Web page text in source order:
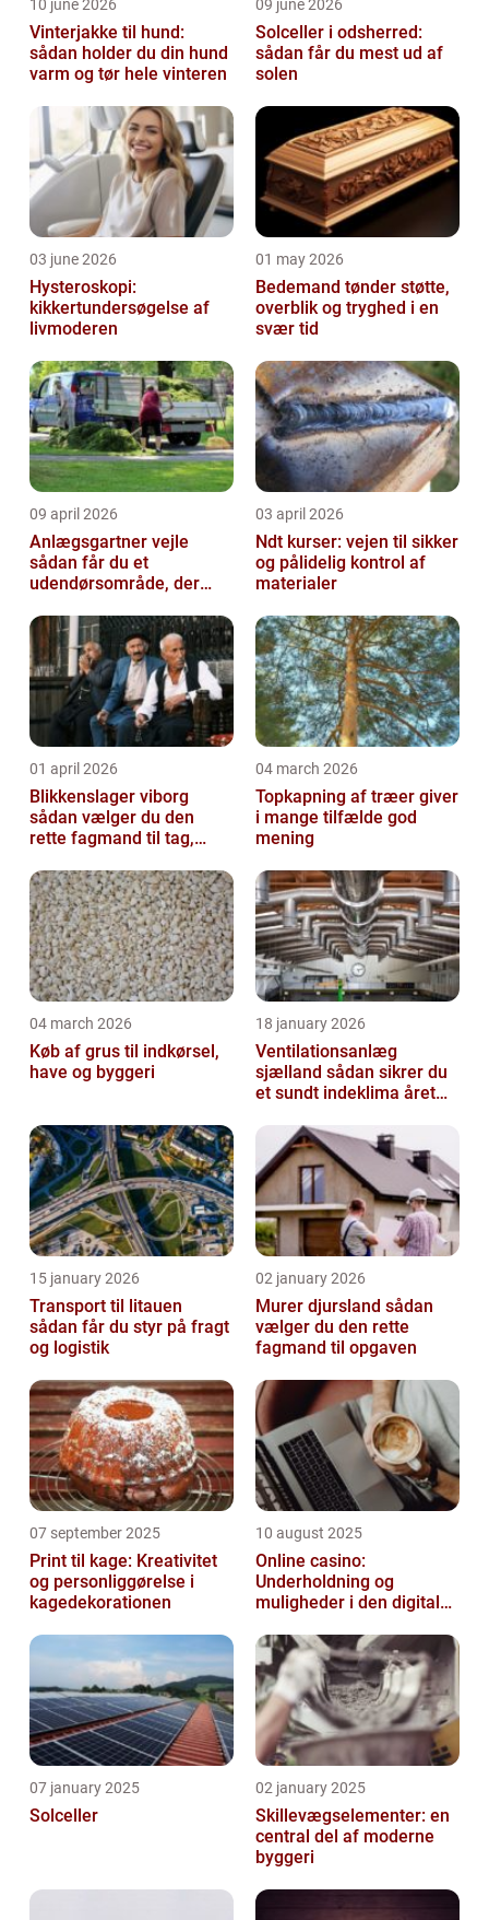
10 june 2026
Vinterjakke til hund:
sådan holder du din hund
varm og tør hele vinteren
09 june 2026
Solceller i odsherred:
sådan får du mest ud af
solen
03 june 2026
Hysteroskopi:
kikkertundersøgelse af
livmoderen
01 may 2026
Bedemand tønder støtte,
overblik og tryghed i en
svær tid
09 april 2026
Anlægsgartner vejle
sådan får du et
udendørsområde, der
03 april 2026
Ndt kurser: vejen til sikker
og pålidelig kontrol af
materialer
01 april 2026
Blikkenslager viborg
sådan vælger du den
rette fagmand til tag,
04 march 2026
Topkapning af træer giver
i mange tilfælde god
mening
04 march 2026
Køb af grus til indkørsel,
have og byggeri
18 january 2026
Ventilationsanlæg
sjælland sådan sikrer du
et sundt indeklima året
15 january 2026
Transport til litauen
sådan får du styr på fragt
og logistik
02 january 2026
Murer djursland sådan
vælger du den rette
fagmand til opgaven
07 september 2025
Print til kage: Kreativitet
og personliggørelse i
kagedekorationen
10 august 2025
Online casino:
Underholdning og
muligheder i den digitale
07 january 2025
Solceller
02 january 2025
Skillevægselementer: en
central del af moderne
byggeri